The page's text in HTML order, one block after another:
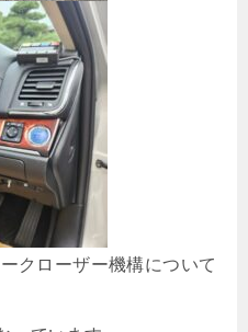
クローザー機構について